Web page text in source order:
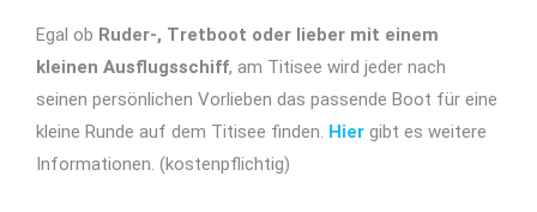
Egal ob Ruder-, Tretboot oder lieber mit einem
kleinen Ausflugsschiff, am Titisee wird jeder nach
seinen persönlichen Vorlieben das passende Boot für eine
kleine Runde auf dem Titisee finden. Hier gibt es weitere
Informationen. (kostenpflichtig)